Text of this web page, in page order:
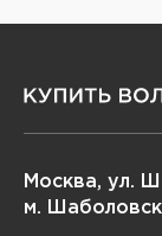
Москва, ул.
м.